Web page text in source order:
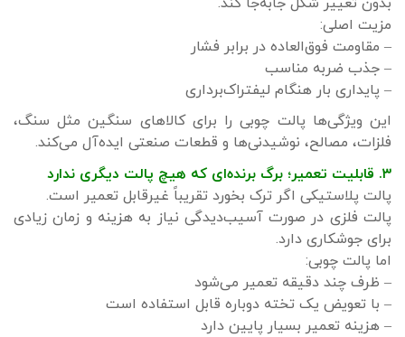
مزیت اصلی:
– مقاومت فوق‌العاده در برابر فشار
– جذب ضربه مناسب
– پایداری بار هنگام لیفتراک‌برداری
این ویژگی‌ها پالت چوبی را برای کالاهای سنگین مثل سنگ،
فلزات، مصالح، نوشیدنی‌ها و قطعات صنعتی ایده‌آل می‌کند.
۳. قابلیت تعمیر؛ برگ برنده‌ای که هیچ پالت دیگری ندارد
پالت پلاستیکی اگر ترک بخورد تقریباً غیرقابل تعمیر است.
پالت فلزی در صورت آسیب‌دیدگی نیاز به هزینه و زمان زیادی
برای جوشکاری دارد.
اما پالت چوبی:
– ظرف چند دقیقه تعمیر می‌شود
– با تعویض یک تخته دوباره قابل استفاده است
– هزینه تعمیر بسیار پایین دارد